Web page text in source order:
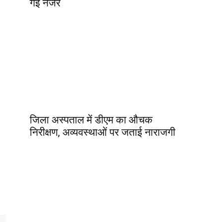
गई नजर
जिला अस्पताल में डीएम का औचक
निरीक्षण, अव्यवस्थाओं पर जताई नाराजगी